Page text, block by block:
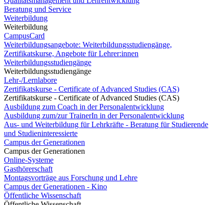
Beratung und Service
Weiterbildung
Weiterbildung
CampusCard
Weiterbildungsangebote: Weiterbildungsstudiengänge,
Zertifikatskurse, Angebote für Lehrer:innen
Weiterbildungsstudiengänge
Weiterbildungsstudiengänge
Lehr-/Lernlabore
Zertifikatskurse - Certificate of Advanced Studies (CAS)
Zertifikatskurse - Certificate of Advanced Studies (CAS)
Ausbildung zum Coach in der Personalentwicklung
Ausbildung zum/zur TrainerIn in der Personalentwicklung
Aus- und Weiterbildung für Lehrkräfte - Beratung für Studierende
und Studieninteressierte
Campus der Generationen
Campus der Generationen
Online-Systeme
Gasthörerschaft
Montagsvorträge aus Forschung und Lehre
Campus der Generationen - Kino
Öffentliche Wissenschaft